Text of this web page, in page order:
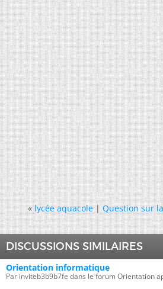
« lycée aquacole|Question sur
DISCUSSIONS SIMILAIRES
Orientation informatique
Par inviteb3b9b7fe dans le forum Orientation